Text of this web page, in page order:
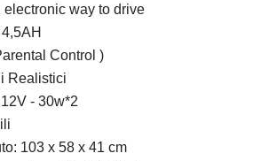
way to drive
Control )
Realistici
- 30w*2
103 x 58 x 41 cm